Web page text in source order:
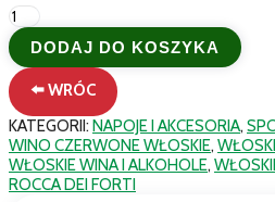
ilość
Zestaw
6
butelek
Rocca
Dei
Forti
Fragolino
Spumante
Dolce
DODAJ DO KOSZYKA
⬅️ WRÓC
KATEGORII: NAPOJE I AKCESORIA,
WINO CZERWONE WŁOSKIE,
WŁOSKIE WINA I ALKOHOLE,
ROCCA DEI FORTI